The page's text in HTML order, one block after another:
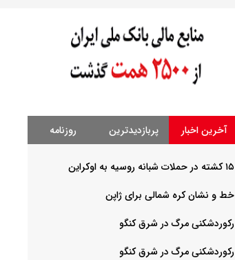
آخرین اخبار پربازدیدترین روزنامه
۱۵ کشته در حملات شبانه روسیه به اوکراین
خط و نشان کره شمالی برای ژاپن
رکوردشکنی مرگ در شرق کنگو
رکوردشکنی مرگ در شرق کنگو